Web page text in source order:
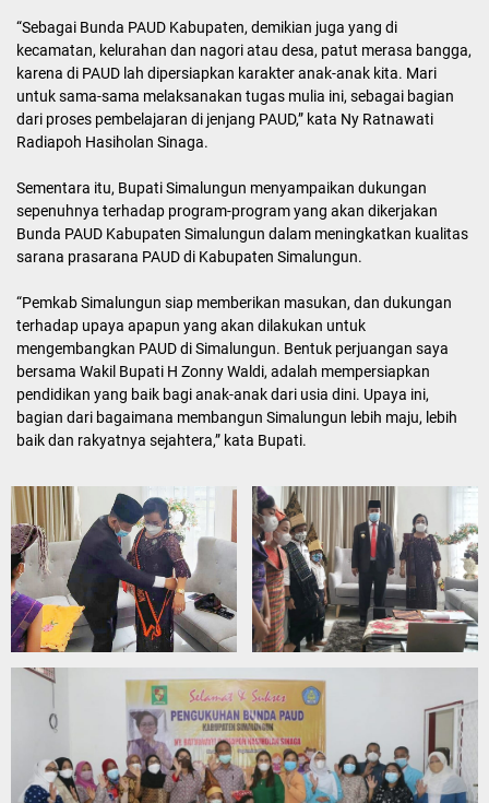
“Sebagai Bunda PAUD Kabupaten, demikian juga yang di
kecamatan, kelurahan dan nagori atau desa, patut merasa bangga,
karena di PAUD lah dipersiapkan karakter anak-anak kita. Mari
untuk sama-sama melaksanakan tugas mulia ini, sebagai bagian
dari proses pembelajaran di jenjang PAUD,” kata Ny Ratnawati
Radiapoh Hasiholan Sinaga.
Sementara itu, Bupati Simalungun menyampaikan dukungan
sepenuhnya terhadap program-program yang akan dikerjakan
Bunda PAUD Kabupaten Simalungun dalam meningkatkan kualitas
sarana prasarana PAUD di Kabupaten Simalungun.
“Pemkab Simalungun siap memberikan masukan, dan dukungan
terhadap upaya apapun yang akan dilakukan untuk
mengembangkan PAUD di Simalungun. Bentuk perjuangan saya
bersama Wakil Bupati H Zonny Waldi, adalah mempersiapkan
pendidikan yang baik bagi anak-anak dari usia dini. Upaya ini,
bagian dari bagaimana membangun Simalungun lebih maju, lebih
baik dan rakyatnya sejahtera,” kata Bupati.